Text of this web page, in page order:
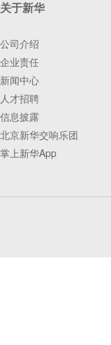
关于新华
公司介绍
企业责任
新闻中心
人才招聘
信息披露
北京新华交响乐团
掌上新华App